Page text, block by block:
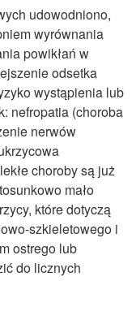
udowodniono,
wyrównania
powikłań w
odsetka
wystąpienia lub
nefropatia (choroba
nerwów
choroby są już
mało
które dotyczą
szkieletowego i
ostrego lub
do licznych